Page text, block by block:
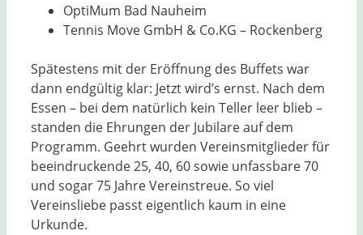
OptiMum Bad Nauheim
Tennis Move GmbH & Co.KG – Rockenberg
Spätestens mit der Eröffnung des Buffets war
dann endgültig klar: Jetzt wird’s ernst. Nach dem
Essen – bei dem natürlich kein Teller leer blieb –
standen die Ehrungen der Jubilare auf dem
Programm. Geehrt wurden Vereinsmitglieder für
beeindruckende 25, 40, 60 sowie unfassbare 70
und sogar 75 Jahre Vereinstreue. So viel
Vereinsliebe passt eigentlich kaum in eine
Urkunde.